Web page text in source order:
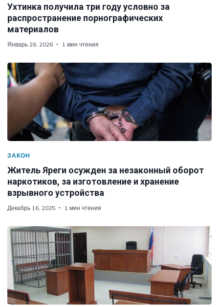
Ухтинка получила три году условно за
распространение порнографических
материалов
Январь 26, 2026 1 мин чтения
ЗАКОН
Житель Яреги осужден за незаконный оборот
наркотиков, за изготовление и хранение
взрывного устройства
Декабрь 16, 2025 1 мин чтения